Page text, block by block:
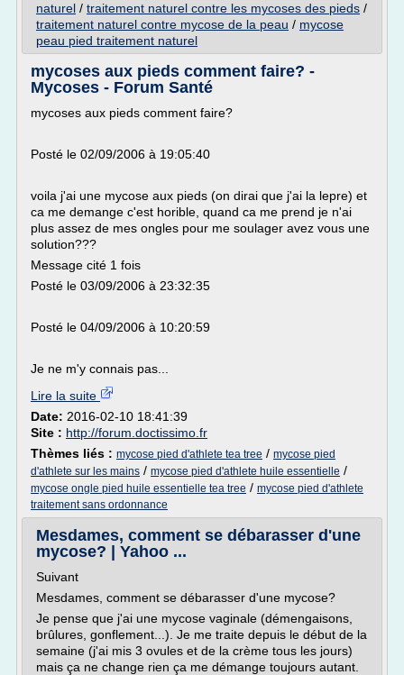
naturel / traitement naturel contre les mycoses des pieds /
traitement naturel contre mycose de la peau / mycose
peau pied traitement naturel
mycoses aux pieds comment faire? -
Mycoses - Forum Santé
mycoses aux pieds comment faire?
Posté le 02/09/2006 à 19:05:40
voila j'ai une mycose aux pieds (on dirai que j'ai la lepre) et
ca me demange c'est horible, quand ca me prend je n'ai
plus assez de mes ongles pour me soulager avez vous une
solution???
Message cité 1 fois
Posté le 03/09/2006 à 23:32:35
Posté le 04/09/2006 à 10:20:59
Je ne m'y connais pas...
Lire la suite
Date: 2016-02-10 18:41:39
Site : http://forum.doctissimo.fr
Thèmes liés : mycose pied d'athlete tea tree / mycose pied
d'athlete sur les mains / mycose pied d'athlete huile essentielle /
mycose ongle pied huile essentielle tea tree / mycose pied d'athlete
traitement sans ordonnance
Mesdames, comment se débarasser d'une
mycose? | Yahoo ...
Suivant
Mesdames, comment se débarasser d'une mycose?
Je pense que j'ai une mycose vaginale (démengaisons,
brûlures, gonflement...). Je me traite depuis le début de la
semaine (j'ai mis 3 ovules et de la crème tous les jours)
mais ça ne change rien ça me démange toujours autant.